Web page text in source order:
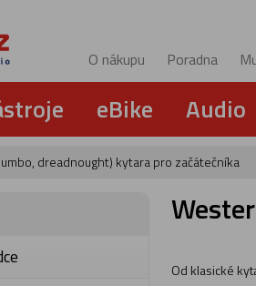
O nákupu Poradna
eBike Audio
dreadnought) kytara pro začátečníka
Od klasické